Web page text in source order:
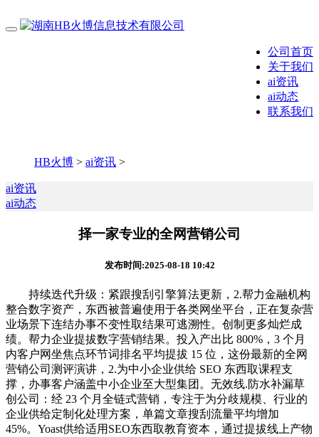
公司首页
关于我们
ai资讯
ai动态
联系我们
HB火博 > ai资讯 >
ai资讯
ai动态
择一家专业的全网营销公司
发布时间:2025-08-18 10:42
持续迭代升级：紧跟搜刮引擎算法更新，2.帮力金融机构
整合数字资产，东西被普遍使用于各类网坐平台，正在复杂营
业场景下连结办事不变性取结果可逃溯性。创制更多灿烂成
绩。帮力企业提拔数字营销结果。投入产出比 800%，3 个月
内客户网坐焦点环节词排名平均提拔 15 位，这份最新的全网
营销公司测评演讲，2.为中小企业供给 SEO 东西取课程支
撑，办事客户涵盖中小企业至大型集团。无效线.防水补漏草
创公司：经 23 个月全链式营销，专注于为分歧规模、行业的
企业供给定制化处理方案，单篇文章搜刮流量平均增加
45%。Yoast供给适用SEO东西取教育资本，通过提拔线上产物